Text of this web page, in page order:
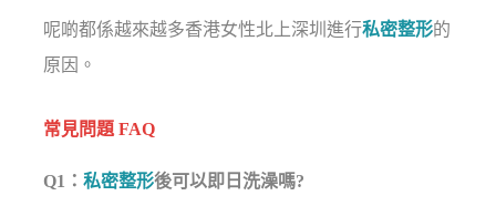
呢啲都係越來越多香港女性北上深圳進行私密整形的
原因。
常見問題 FAQ
Q1：私密整形後可以即日洗澡嗎?